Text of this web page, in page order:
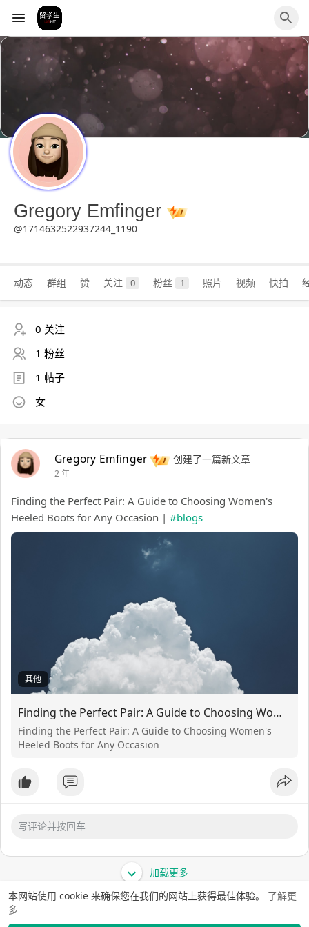
本网站使用 cookie 来确保您在我们的网站上获得最佳体验。 了解更
多
Gregory Emfinger
@1714632522937244_1190
动态 群组 赞 关注 0 粉丝 1 照片 视频 快拍
0 关注
1 粉丝
1 帖子
女
Gregory Emfinger 创建了一篇新文章
2 年
Finding the Perfect Pair: A Guide to Choosing Women's
Heeled Boots for Any Occasion | #blogs
其他
Finding the Perfect Pair: A Guide to Choosing Women's Heeled Boots for Any Occasion
Finding the Perfect Pair: A Guide to Choosing Women's
Heeled Boots for Any Occasion
加载更多